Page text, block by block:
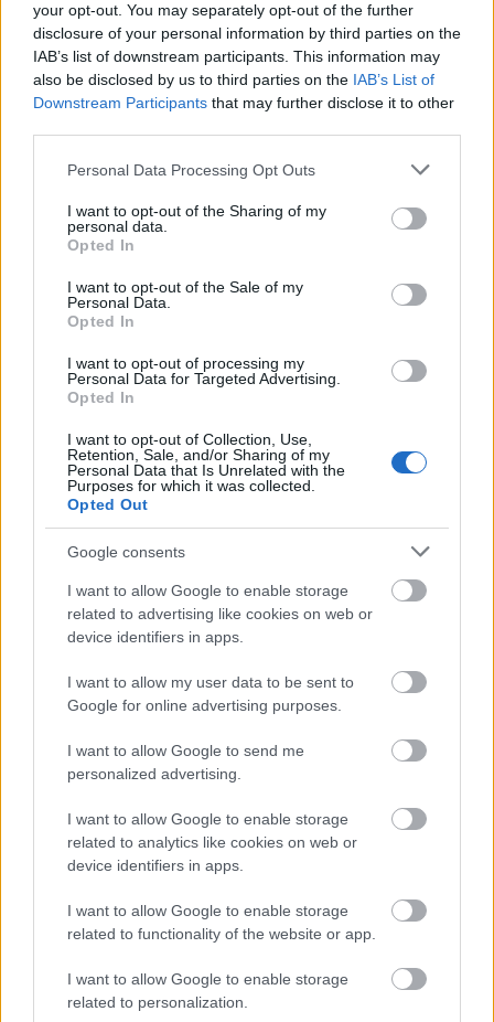
your opt-out. You may separately opt-out of the further
disclosure of your personal information by third parties on the
IAB’s list of downstream participants. This information may
also be disclosed by us to third parties on the IAB’s List of
Downstream Participants that may further disclose it to other
Please note that this website/app uses one or more Google
not limited to your visit or usage behaviour. You may click to
grant or deny consent to Google and its third-party tags to
use your data for below specified purposes in below Google
consent section.
Personal Data Processing Opt Outs
I want to opt-out of the Sharing of my
personal data.
Opted In
I want to opt-out of the Sale of my
Personal Data.
Opted In
I want to opt-out of processing my
Personal Data for Targeted Advertising.
Opted In
I want to opt-out of Collection, Use,
Retention, Sale, and/or Sharing of my
Personal Data that Is Unrelated with the
Purposes for which it was collected.
Opted Out
Google consents
I want to allow Google to enable storage
related to advertising like cookies on web or
device identifiers in apps.
I want to allow my user data to be sent to
Google for online advertising purposes.
I want to allow Google to send me
personalized advertising.
I want to allow Google to enable storage
related to analytics like cookies on web or
device identifiers in apps.
I want to allow Google to enable storage
related to functionality of the website or app.
I want to allow Google to enable storage
related to personalization.
Anne Teresa de Keersmaeker szólója, a Once
(Egyszer) látszólag nem önéletrajzi mű, mégis sokkal
többet árul el a szerzőről, mint amennyit szóban
vagy akár koreográfiáiban bármikor is
megfogalmazott magáról. De Keersmaeker több
mint húsz éve mutatkozott be egy duettel, majd
három másik táncosnővel együtt megalakította
Rosas nevű társulatát. Tehetsége olyan nyilvánvaló
volt, hogy néhány év független lét után az ő kis
csapata lett a brüsszeli Monnaie Operaháznak -
Béjart egykori székhelyének - állandó társulata. De
Keersmaeker nem ontotta a darabokat,
nyilatkozgatni meg szinte sosem szokott. Hagy időt
magának és társulatának a feltöltődésre, a
koreográfiai ötlet alakítására, fejben és
próbateremben egyaránt. Talán ezért is olyan
elképesztően eltérőek a különböző periódusaiban
született darabjai! Mintha nem is ugyanaz a
koreográfus komponálta volna, mondjuk, a repetitív
Fase-t vagy a minimalista Rosas danst Rosast, mint a
későbbi "táncszínházi" Stellát, vagy épp a Bartók-
partitúrát táncban újraíró Hoppla!-t. A szinte
építészhez illően tudatos szerkezet, a táncnyelv
újbóli felépítése és a táncosok adottságainak
tökéletes kiaknázása azonban az állandóan új
utakat kutató de Keersmaeker minden munkájában
jelen van. ő maga a legelső műveket követően nem
"látszott", mert felhagyott a táncolással, most
viszont nem csupán önmagára komponált egy estet,
hanem egyben egy egész generáció elveszett illúzióit
fogalmazta színpadra.
adják a zenei alapot, bár de Keersmaeker a művet
csendben indítja: majdhogynem sikktelenre szabott
szürke ruhájában, puritánul lesimított hajjal jön be,
mozgáselemeit. Szép komótosan izolál, lendít,
megemel, dönti a fejét, forgatja a lábát, szűkíti vagy
tágítja a mozgásokat. S közben úgy néz ránk, mintha
kicsit zavarná is őt, hogy onnan lentről annyian
figyeljük. Aztán felteszi a lemezt, elindulnak a dalok,